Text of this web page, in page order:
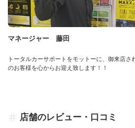
マネージャー 藤田
トータルカーサポートをモットーに、御来店さ
のお客様を心からお迎え致します！！
店舗のレビュー・口コミ